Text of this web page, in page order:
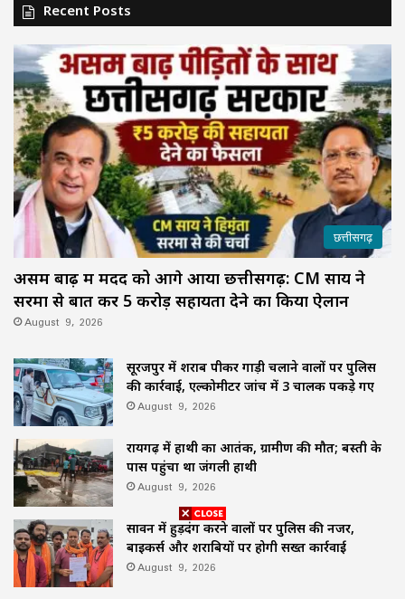
Recent Posts
छत्तीसगढ़
असम बाढ़ में मदद को आगे आया छत्तीसगढ़: CM साय ने
सरमा से बात कर ₹5 करोड़ सहायता देने का किया ऐलान
August 9, 2026
सूरजपुर में शराब पीकर गाड़ी चलाने वालों पर पुलिस
की कार्रवाई, एल्कोमीटर जांच में 3 चालक पकड़े गए
August 9, 2026
रायगढ़ में हाथी का आतंक, ग्रामीण की मौत; बस्ती के
पास पहुंचा था जंगली हाथी
August 9, 2026
सावन में हुड़दंग करने वालों पर पुलिस की नजर,
बाइकर्स और शराबियों पर होगी सख्त कार्रवाई
August 9, 2026